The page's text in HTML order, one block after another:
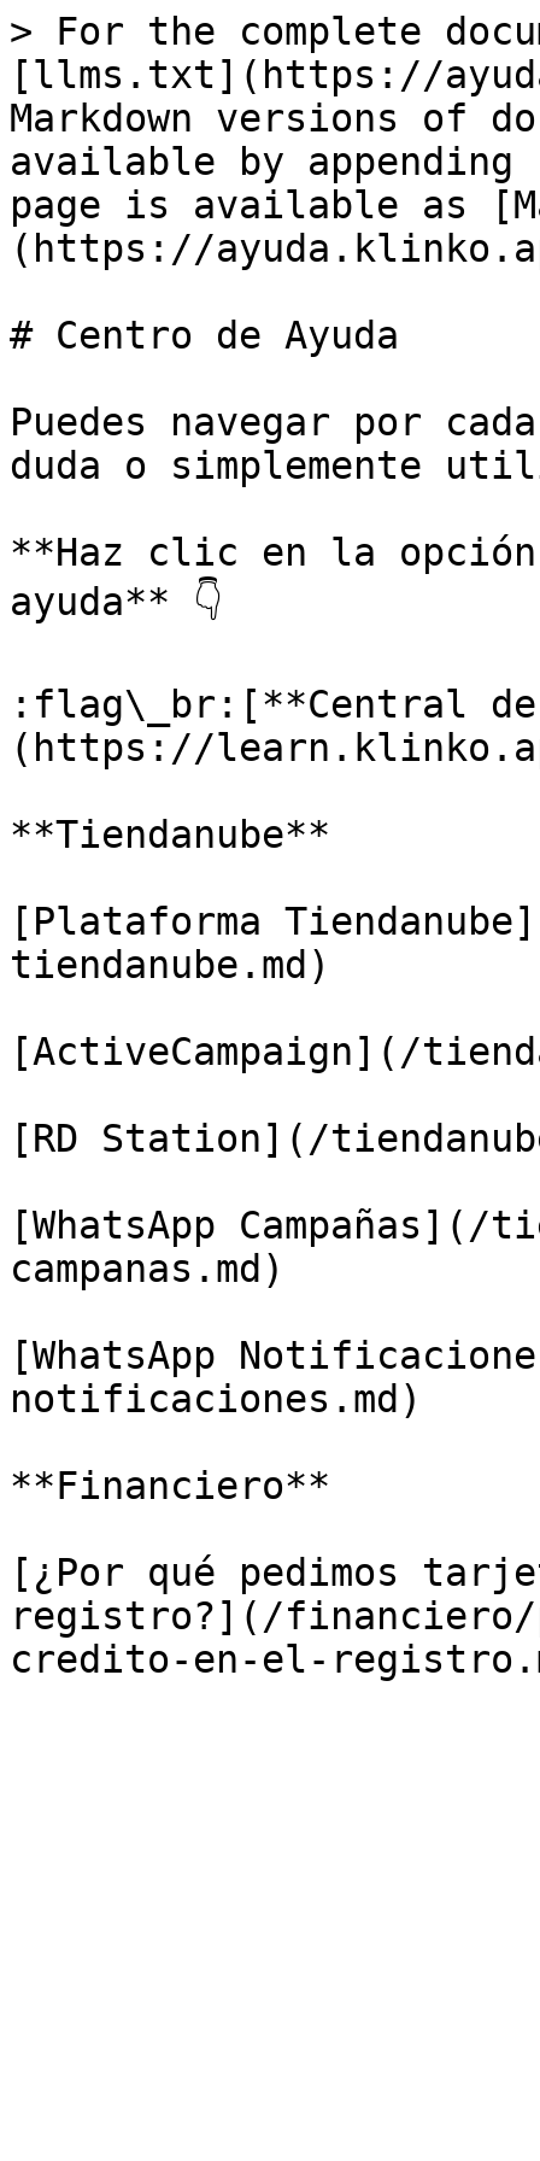
> For the complete
[llms.txt](https://
Markdown versions of
available by
page is available as
(https://
# Centro de Ayuda
Puedes navegar por
duda o simplemente
**Haz clic en la
ayuda** 👇
:flag\_br:[**Central de
(https://
**Tiendanube**
[Plataforma
tiendanube.md)
[ActiveCampaign](/
[RD Station](/
[WhatsApp Campañas](/
campanas.md)
[WhatsApp
notificaciones.md)
**Financiero**
[¿Por qué pedimos
registro?](/financiero/